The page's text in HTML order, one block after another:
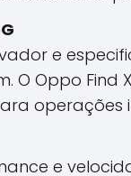
e
O Oppo
operações
e